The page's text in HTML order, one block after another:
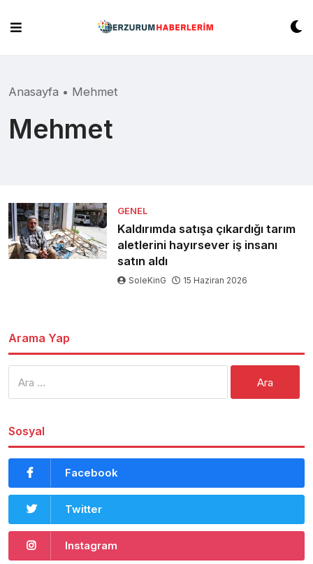
content
Anasayfa • Mehmet
Mehmet
GENEL
Kaldırımda satışa çıkardığı tarım
aletlerini hayırsever iş insanı
satın aldı
SoleKinG 15 Haziran 2026
Arama Yap
Sosyal
Facebook
Twitter
Instagram